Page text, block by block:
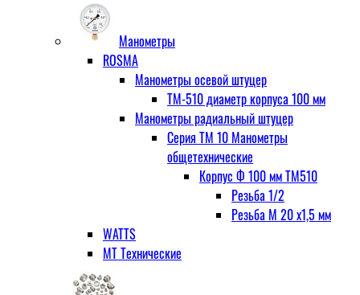
Манометры
ROSMA
Манометры осевой штуцер
ТМ-510 диаметр корпуса 100 мм
Манометры радиальный штуцер
Серия ТМ 10 Манометры
общетехнические
Корпус Ф 100 мм ТМ510
Резьба 1/2
Резьба М 20 х1,5 мм
WATTS
МТ Технические